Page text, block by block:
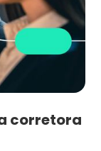
corretora